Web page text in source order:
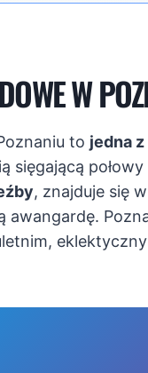
W
to jedna
sięgającą
, znajduje się